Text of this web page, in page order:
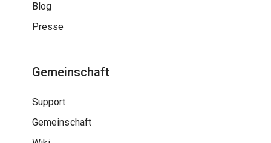
Blog
Presse
Gemeinschaft
Support
Gemeinschaft